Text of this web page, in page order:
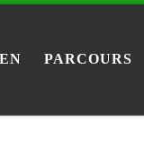
PARCOURS